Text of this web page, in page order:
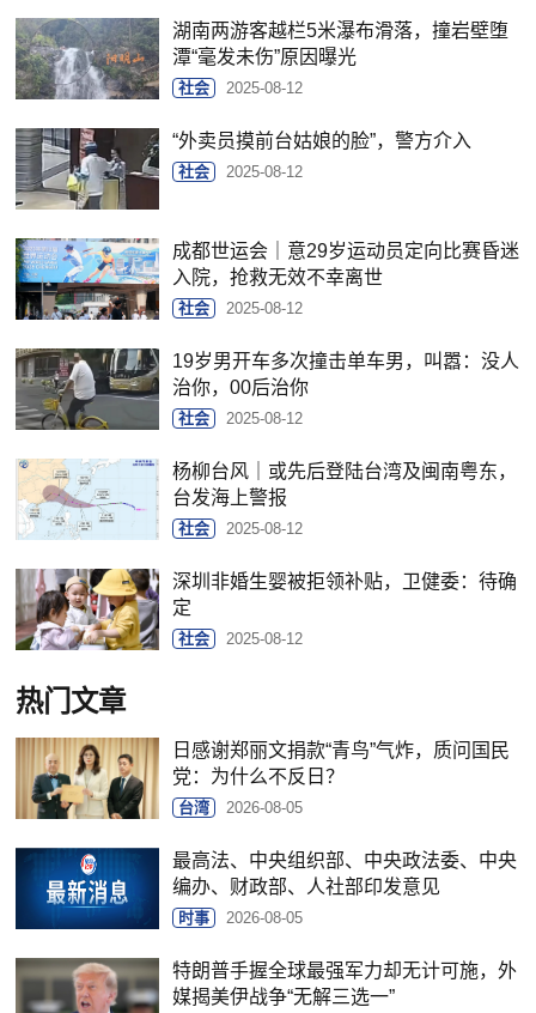
湖南两游客越栏5米瀑布滑落，撞岩壁堕
潭“毫发未伤”原因曝光
社会 2025-08-12
“外卖员摸前台姑娘的脸”，警方介入
社会 2025-08-12
成都世运会｜意29岁运动员定向比赛昏迷
入院，抢救无效不幸离世
社会 2025-08-12
19岁男开车多次撞击单车男，叫嚣：没人
治你，00后治你
社会 2025-08-12
杨柳台风｜或先后登陆台湾及闽南粤东，
台发海上警报
社会 2025-08-12
深圳非婚生婴被拒领补贴，卫健委：待确
定
社会 2025-08-12
热门文章
日感谢郑丽文捐款“青鸟”气炸，质问国民
党：为什么不反日？
台湾 2026-08-05
最高法、中央组织部、中央政法委、中央
编办、财政部、人社部印发意见
时事 2026-08-05
特朗普手握全球最强军力却无计可施，外
媒揭美伊战争“无解三选一”